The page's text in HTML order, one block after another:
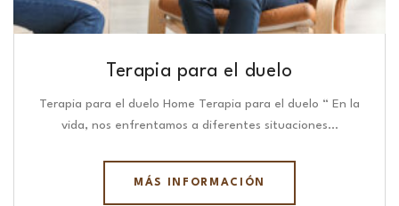
Terapia para el duelo
Terapia para el duelo Home Terapia para el duelo “ En la
vida, nos enfrentamos a diferentes situaciones…
MÁS INFORMACIÓN